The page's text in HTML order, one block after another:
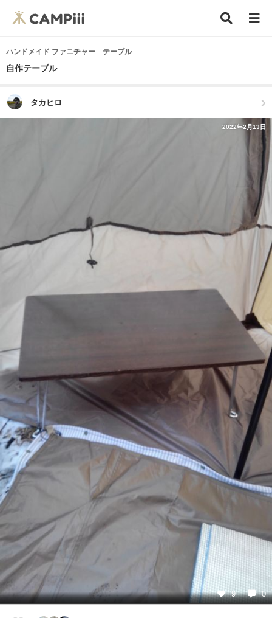
ハンドメイド ファニチャー テーブル
自作テーブル
タカヒロ
2022年2月13日
9 0